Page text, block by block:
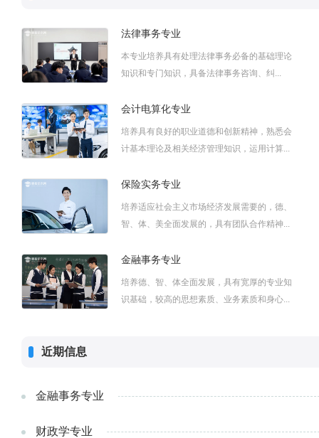
法律事务专业
本专业培养具有处理法律事务必备的基础理论
知识和专门知识，具备法律事务咨询、纠...
会计电算化专业
培养具有良好的职业道德和创新精神，熟悉会
计基本理论及相关经济管理知识，运用计算...
保险实务专业
培养适应社会主义市场经济发展需要的，德、
智、体、美全面发展的，具有团队合作精神...
金融事务专业
培养德、智、体全面发展，具有宽厚的专业知
识基础，较高的思想素质、业务素质和身心...
近期信息
金融事务专业
财政学专业